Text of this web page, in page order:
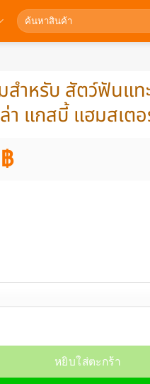
ค้นหา:
ำหรับ สัตว์ฟันแท
แกสบี้ แฮมสเต
฿Price
หยิบใส่ตะกร้า